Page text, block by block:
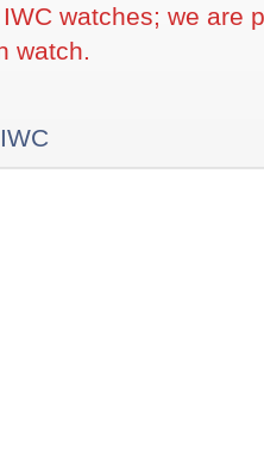
watches; we are
watch.
IWC